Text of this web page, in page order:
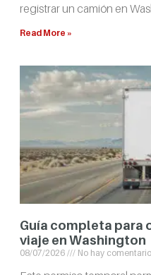
registrar un camión en
Read More »
Guía completa para
viaje en Washington
08/07/2026 No hay